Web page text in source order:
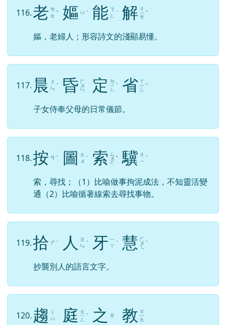
116.老 ㄌ
ㄠ ˇ 嫗 ㄩ ˋ 能 ㄋ
ㄥ
ˊ 解 ㄐ
ㄧ
ㄝ
ˇ
嫗，老婦人；形容詩文的淺顯易懂。
117. 晨
ㄔ
ㄣ ˊ 昏 ㄏ
ㄨ
ㄣ 定 ㄉ
ㄧ
ㄥ
ˋ 省 ㄒ
ㄧ
ㄥ
ˇ
子女侍奉父母的日常儀節。
118.按 ㄢ ˋ 圖
ㄊ
ㄨ ˊ 索 ㄙ
ㄨ
ㄛ
ˇ 驥 ㄐ
ㄧ ˋ
索，尋找；（1）比喻做事拘泥成法，不知靈活變
通（2）比喻循著線索去尋找事物。
119.拾 ㄕ ˊ 人
ㄖ
ㄣ ˊ 牙 ㄧ
ㄚ ˊ 慧 ㄏ
ㄨ
ㄟ
ˋ
抄襲別人的語言文字。
120. 趨
ㄑ
ㄩ
庭 ㄊ
ㄧ
ㄥ
ˊ 之 ㄓ 教 ㄐ
ㄧ
ㄠ